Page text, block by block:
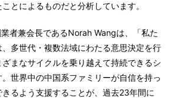
とによるものだと分析しています。
者兼会長であるNorah Wangは、「私た
多世代・複数法域にわたる意思決定を行
まなサイクルを乗り越えて持続できるシ
世界中の中国系ファミリーが自信を持っ
るよう支援することが、過去23年間に